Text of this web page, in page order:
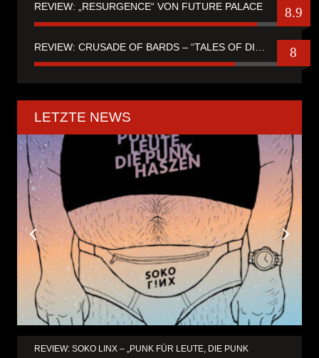
REVIEW: „RESURGENCE“ VON FUTURE PALACE 8.9
8
LETZTE NEWS
REVIEW: SOKO LINX – „PUNK FÜR LEUTE, DIE PUNK